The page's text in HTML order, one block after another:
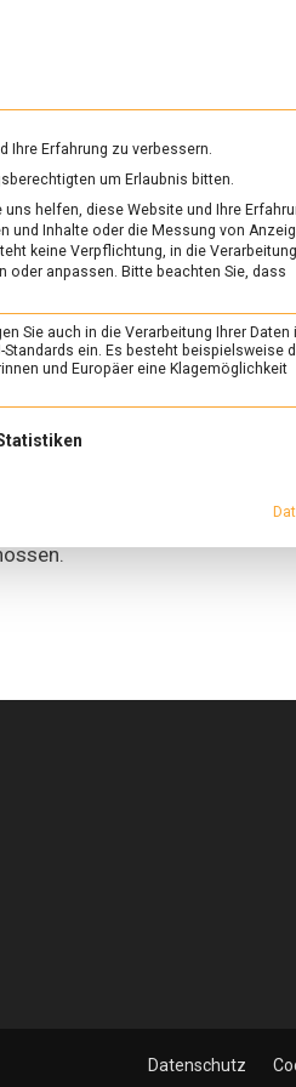
& GESUNDHEIT/FEATURED/
aus Korea:
Land
Comment
schwärmen von der
und vor Ort mehr als ein
Datenschutz
Ihre Erfahrung zu verbessern.
um Erlaubnis bitten.
helfen, diese Website und Ihre
und Inhalte oder die Messung von
keine Verpflichtung, in die Verarbeitung
oder anpassen. Bitte beachten Sie, dass
Sie auch in die Verarbeitung Ihrer Daten
Standards ein. Es besteht beispielsweise
und Europäer eine Klagemöglichkeit
Service-Gruppe ist